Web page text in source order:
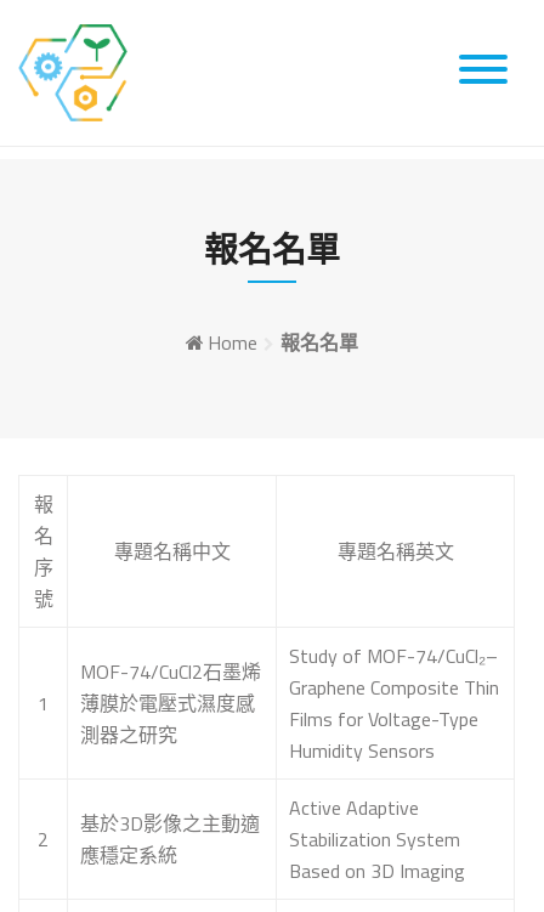
content
報名名單
Home 報名名單
報
名
序
號
專題名稱中文 專題名稱英文
1
MOF-74/CuCl2石墨烯
薄膜於電壓式濕度感
測器之研究
Study of MOF-74/CuCl₂–
Graphene Composite Thin
Films for Voltage-Type
Humidity Sensors
2
基於3D影像之主動適
應穩定系統
Active Adaptive
Stabilization System
Based on 3D Imaging